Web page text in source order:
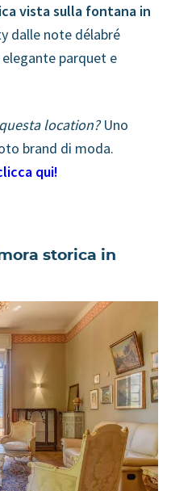
vista sulla fontana in
dalle note délabré
parquet e
location?Uno
brand di moda.
qui!
storica in